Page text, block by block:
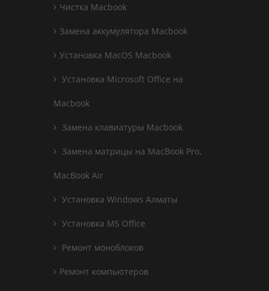
Чистка Macbook
Замена аккумулятора Macbook
Установка MacOS Macbook
Установка Microsoft Office на
Macbook
Замена клавиатуры Macbook
Замена матрицы на MacBook Pro,
MacBook Air
Установка Windows Алматы
Установка MS Office
Ремонт моноблоков
Ремонт компьютеров